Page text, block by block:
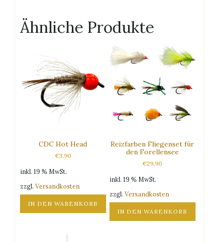
Ähnliche Produkte
CDC Hot Head
€3,90
inkl. 19 % MwSt.
zzgl. Versandkosten
IN DEN WARENKORB
Reizfarben Fliegenset für
den Forellensee
€29,90
inkl. 19 % MwSt.
zzgl.Versandkosten
IN DEN WARENKORB